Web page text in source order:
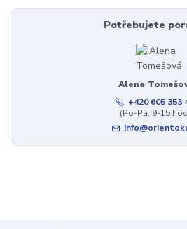
Potřebujete
Alena
+420 605 353
(Po-Pá, 9-15